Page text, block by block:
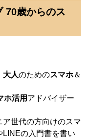
70歳からのス
大人のためのスマホ＆
ホ活用 アドバイザー
世代の方向けのスマ
の入門書を書い